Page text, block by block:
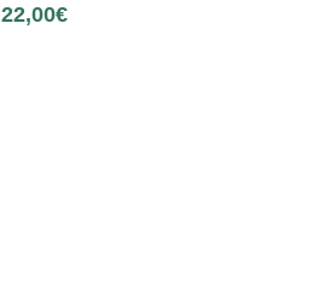
22,00€